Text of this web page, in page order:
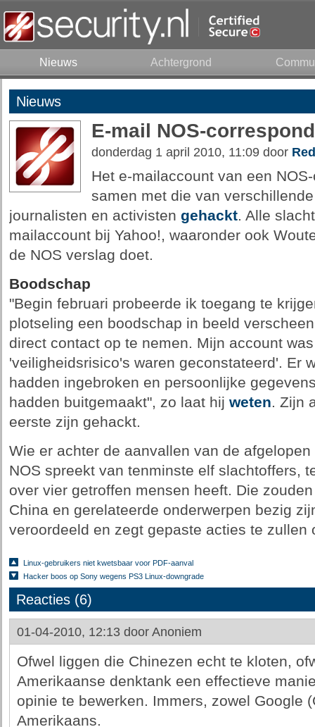
Nieuws Achtergrond
Nieuws
E-mail NOS-
donderdag 1 april 2010, 11:09 door
Het e-mailaccount van een
samen met die van
journalisten en activisten gehackt. Alle
mailaccount bij Yahoo!, waaronder ook
de NOS verslag doet.
Boodschap
"Begin februari probeerde ik toegang te
plotseling een boodschap in beeld
direct contact op te nemen. Mijn account
'veiligheidsrisico's waren geconstateerd'. Er
hadden ingebroken en persoonlijke
hadden buitgemaakt", zo laat hij weten. Zijn
eerste zijn gehackt.
Wie er achter de aanvallen van de
NOS spreekt van tenminste elf slachtoffers,
over vier getroffen mensen heeft. Die
China en gerelateerde onderwerpen bezig
veroordeeld en zegt gepaste acties te zullen
Linux-gebruikers niet kwetsbaar voor PDF-aanval
Hacker boos op Sony wegens PS3 Linux-downgrade
Reacties (6)
01-04-2010, 12:13 door Anoniem
Ofwel liggen die Chinezen echt te kloten,
Amerikaanse denktank een effectieve
opinie te bewerken. Immers, zowel Google
Amerikaans.